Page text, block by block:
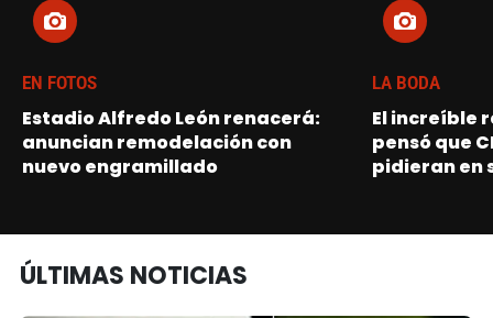
EN FOTOS
Estadio Alfredo León renacerá:
anuncian remodelación con
nuevo engramillado
LA BODA
El increíble
pensó que
pidieran en
ÚLTIMAS NOTICIAS